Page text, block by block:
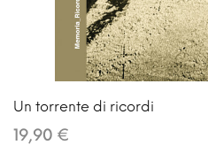
Un torrente di ricordi
19,90 €